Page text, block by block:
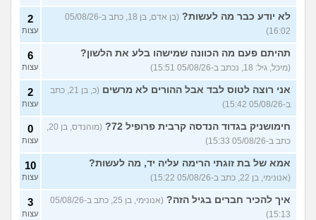
מסאג׳יסט מעורער
(מסאג׳יסט מעורער, בן 26)
4
עצות
אנחנו מקיימים יחסים עם
בגדים וזה לא מפריע לבעלי,
מה לעשות?
(דיאנה, בת 42)
5
עצות
מחזור לאחר כמה שעות, זה
בטוח?
(שלומי, בן 21)
9
עצות
נשוי מפנטז על ליידיבויס
(מאטיטיהו, בן 37)
3
עצות
למישהו יש עצה איך לדכא את
החשק המיני?
(יפה, בת 43)
עוד שאלות חדשות במדור
לא יודע כבר מה לעשות?
(בן אדם, בן 18, כתב ב-05/08/26
16:02)
2
עצות
תהיתם פעם מה הכוונה שמישהו בלע את הלשון?
(מיכל, גיל: 18, נכתב ב-05/08/26 15:51)
6
עצות
אני רוצה לטוס לבד אבל ההורים לא מרשים
(כ, בן 21, כתב
ב-05/08/26 15:42)
2
עצות
חימושניק בגדוד הנדסה קרבית פרופיל 72?
(מוהנדס, בן 20,
כתב ב-05/08/26 15:33)
0
עצות
אמא של בת זוגתי הרימה עליה יד, מה לעשות?
(אנונימי, בן 22, כתב ב-05/08/26 15:22)
10
עצות
איך להכיר חברים בגיל הזה?
(אנונימי, בן 25, כתב ב-05/08/26
15:13)
3
עצות